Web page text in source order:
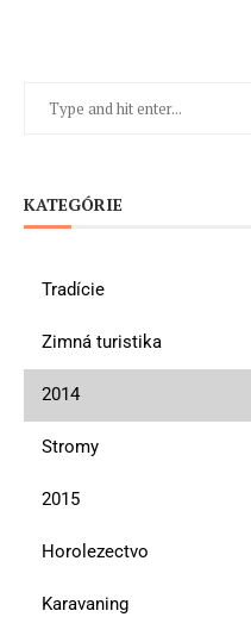
KATEGÓRIE
Tradície
Zimná turistika
2014
Stromy
2015
Horolezectvo
Karavaning